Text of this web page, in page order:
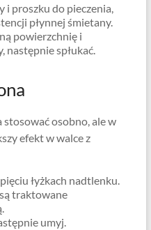
i proszku do pieczenia,
płynnej śmietany.
powierzchnię i
następnie spłukać.
stosować osobno, ale w
efekt w walce z
łyżkach nadtlenku.
traktowane
umyj.